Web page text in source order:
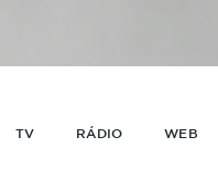
TV RÁDIO WEB